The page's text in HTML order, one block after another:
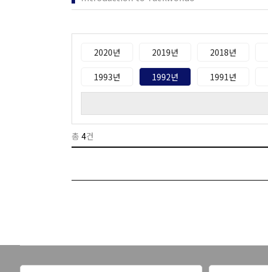
2020년 2019년 2018년
1993년 1992년 1991년
총 4건